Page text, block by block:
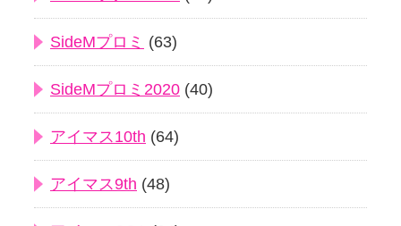
SideMプロミ (63)
SideMプロミ2020 (40)
アイマス10th (64)
アイマス9th (48)